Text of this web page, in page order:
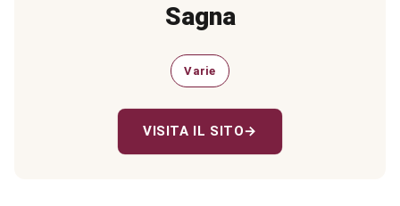
Sagna
Varie
VISITA IL SITO→